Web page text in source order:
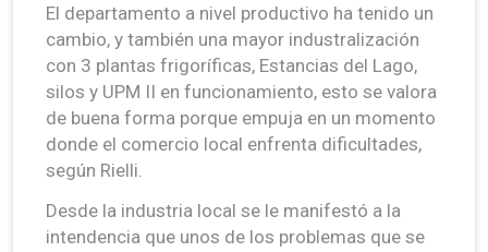
El departamento a nivel productivo ha tenido un
cambio, y también una mayor industralización
con 3 plantas frigoríficas, Estancias del Lago,
silos y UPM II en funcionamiento, esto se valora
de buena forma porque empuja en un momento
donde el comercio local enfrenta dificultades,
según Rielli.
Desde la industria local se le manifestó a la
intendencia que unos de los problemas que se